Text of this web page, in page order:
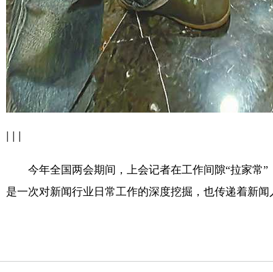
| | |
今年全国两会期间，上会记者在工作间隙“拉家常”
是一次对新闻行业日常工作的深度挖掘，也传递着新